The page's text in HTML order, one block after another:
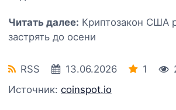
Читать далее: Криптозакон США
застрять до осени
RSS 13.06.2026 1
Источник: coinspot.io